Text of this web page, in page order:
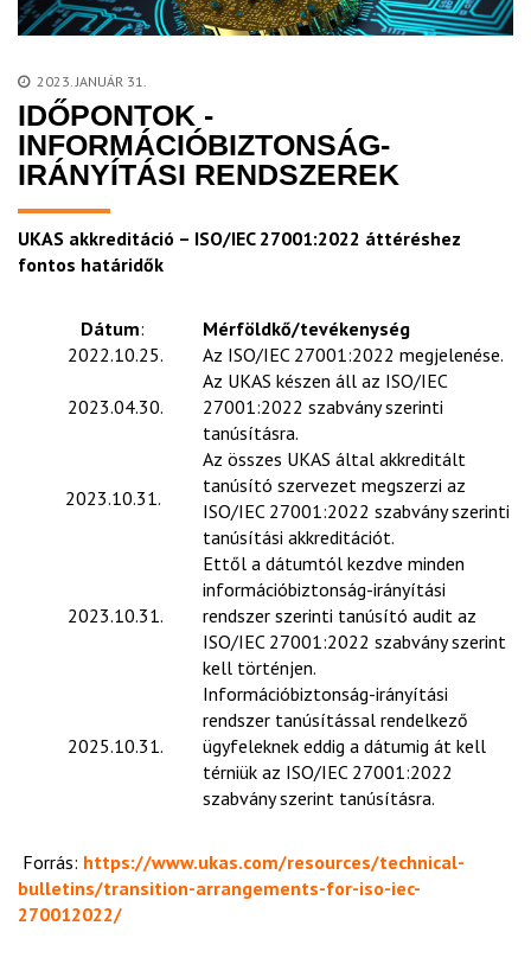
2023. JANUÁR 31.
IDŐPONTOK -
INFORMÁCIÓBIZTONSÁG-
IRÁNYÍTÁSI RENDSZEREK
UKAS akkreditáció – ISO/IEC 27001:2022 áttéréshez
fontos határidők
Dátum:
Mérföldkő/tevékenység
2022.10.25.
Az ISO/IEC 27001:2022 megjelenése.
2023.04.30.
Az UKAS készen áll az ISO/IEC
27001:2022 szabvány szerinti
tanúsításra.
2023.10.31.
Az összes UKAS által akkreditált
tanúsító szervezet megszerzi az
ISO/IEC 27001:2022 szabvány szerinti
tanúsítási akkreditációt.
2023.10.31.
Ettől a dátumtól kezdve minden
információbiztonság-irányítási
rendszer szerinti tanúsító audit az
ISO/IEC 27001:2022 szabvány szerint
kell történjen.
2025.10.31.
Információbiztonság-irányítási
rendszer tanúsítással rendelkező
ügyfeleknek eddig a dátumig át kell
térniük az ISO/IEC 27001:2022
szabvány szerint tanúsításra.
Forrás: https://www.ukas.com/resources/technical-
bulletins/transition-arrangements-for-iso-iec-
270012022/